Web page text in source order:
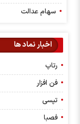
سهام عدالت
اخبار نماد ها
رتاپ
فن افزار
تپسی
فصبا